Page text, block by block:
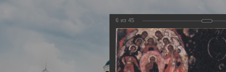
6 из 45